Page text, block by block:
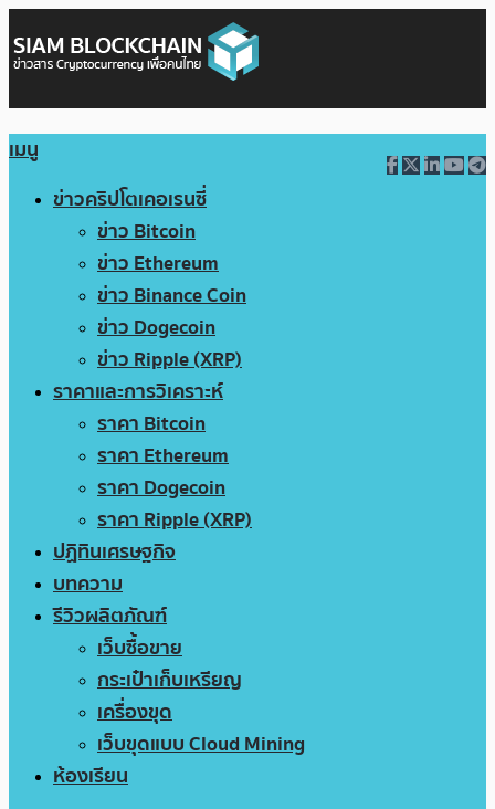
เมนู
ข่าวคริปโตเคอเรนซี่
ข่าว Bitcoin
ข่าว Ethereum
ข่าว Binance Coin
ข่าว Dogecoin
ข่าว Ripple (XRP)
ราคาและการวิเคราะห์
ราคา Bitcoin
ราคา Ethereum
ราคา Dogecoin
ราคา Ripple (XRP)
ปฏิทินเศรษฐกิจ
บทความ
รีวิวผลิตภัณฑ์
เว็บซื้อขาย
กระเป๋าเก็บเหรียญ
เครื่องขุด
เว็บขุดแบบ Cloud Mining
ห้องเรียน